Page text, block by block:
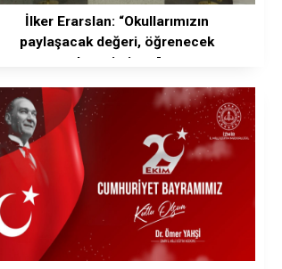
İlker Erarslan: “Okullarımızın
paylaşacak değeri, öğrenecek
deneyimi var”